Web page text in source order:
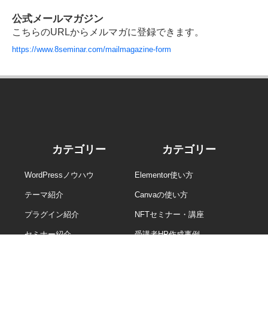
公式メールマガジン
こちらのURLからメルマガに登録できます。
https://www.8seminar.com/mailmagazine-form
カテゴリー
WordPressノウハウ
テーマ紹介
プラグイン紹介
セミナー紹介
カテゴリー
Elementor使い方
Canvaの使い方
NFTセミナー・講座
受講者HP作成事例